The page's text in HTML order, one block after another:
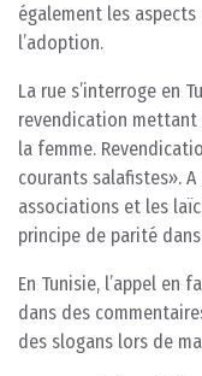
également les
l’adoption.
La rue s’interroge en
revendication mettant
la femme.
courants salafistes».
associations et les
principe de parité
En Tunisie, l’appel en
dans des
des slogans lors de